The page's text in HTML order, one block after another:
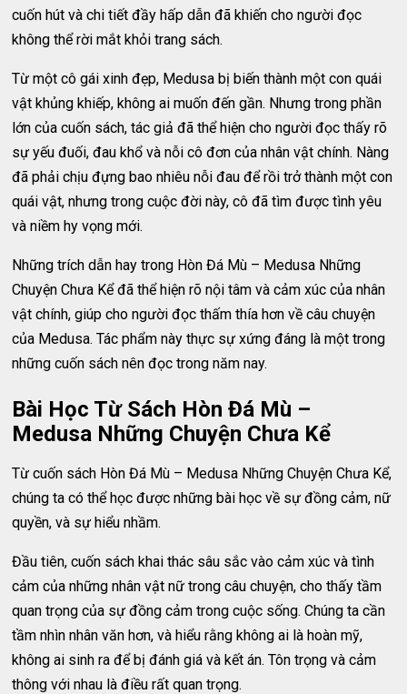
cuốn hút và chi tiết đầy hấp dẫn đã khiến cho người đọc
không thể rời mắt khỏi trang sách.
Từ một cô gái xinh đẹp, Medusa bị biến thành một con quái
vật khủng khiếp, không ai muốn đến gần. Nhưng trong phần
lớn của cuốn sách, tác giả đã thể hiện cho người đọc thấy rõ
sự yếu đuối, đau khổ và nỗi cô đơn của nhân vật chính. Nàng
đã phải chịu đựng bao nhiêu nỗi đau để rồi trở thành một con
quái vật, nhưng trong cuộc đời này, cô đã tìm được tình yêu
và niềm hy vọng mới.
Những trích dẫn hay trong Hòn Đá Mù – Medusa Những
Chuyện Chưa Kể đã thể hiện rõ nội tâm và cảm xúc của nhân
vật chính, giúp cho người đọc thấm thía hơn về câu chuyện
của Medusa. Tác phẩm này thực sự xứng đáng là một trong
những cuốn sách nên đọc trong năm nay.
Bài Học Từ Sách Hòn Đá Mù –
Medusa Những Chuyện Chưa Kể
Từ cuốn sách Hòn Đá Mù – Medusa Những Chuyện Chưa Kể,
chúng ta có thể học được những bài học về sự đồng cảm, nữ
quyền, và sự hiểu nhầm.
Đầu tiên, cuốn sách khai thác sâu sắc vào cảm xúc và tình
cảm của những nhân vật nữ trong câu chuyện, cho thấy tầm
quan trọng của sự đồng cảm trong cuộc sống. Chúng ta cần
tầm nhìn nhân văn hơn, và hiểu rằng không ai là hoàn mỹ,
không ai sinh ra để bị đánh giá và kết án. Tôn trọng và cảm
thông với nhau là điều rất quan trọng.